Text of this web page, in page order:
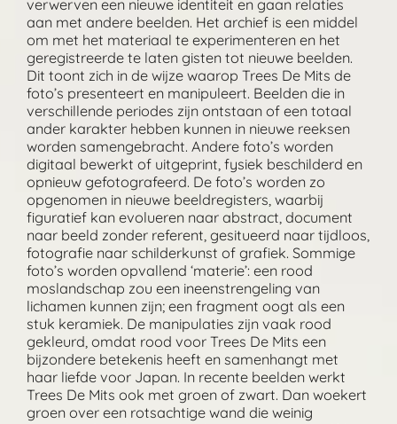
verwerven een nieuwe identiteit en gaan relaties
aan met andere beelden. Het archief is een middel
om met het materiaal te experimenteren en het
geregistreerde te laten gisten tot nieuwe beelden.
Dit toont zich in de wijze waarop Trees De Mits de
foto’s presenteert en manipuleert. Beelden die in
verschillende periodes zijn ontstaan of een totaal
ander karakter hebben kunnen in nieuwe reeksen
worden samengebracht. Andere foto’s worden
digitaal bewerkt of uitgeprint, fysiek beschilderd en
opnieuw gefotografeerd. De foto’s worden zo
opgenomen in nieuwe beeldregisters, waarbij
figuratief kan evolueren naar abstract, document
naar beeld zonder referent, gesitueerd naar tijdloos,
fotografie naar schilderkunst of grafiek. Sommige
foto’s worden opvallend ‘materie’: een rood
moslandschap zou een ineenstrengeling van
lichamen kunnen zijn; een fragment oogt als een
stuk keramiek. De manipulaties zijn vaak rood
gekleurd, omdat rood voor Trees De Mits een
bijzondere betekenis heeft en samenhangt met
haar liefde voor Japan. In recente beelden werkt
Trees De Mits ook met groen of zwart. Dan woekert
groen over een rotsachtige wand die weinig